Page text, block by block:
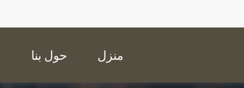
منزل حول بنا